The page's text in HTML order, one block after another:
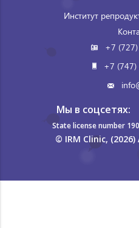
Институт
+7
+7
Мы в соцсетях:
State license number
© IRM Clinic,